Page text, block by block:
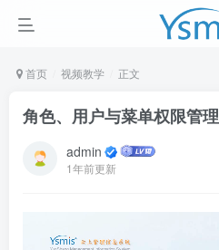
首页 视频教学 正文
角色、用户与菜单权限管理
admin
1年前更新